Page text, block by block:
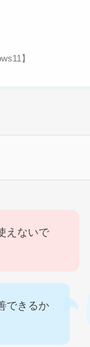
】
えないで
できるか